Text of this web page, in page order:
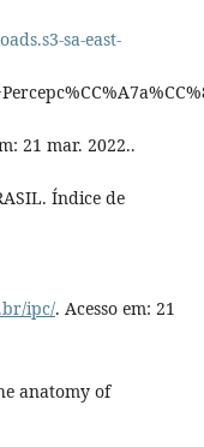
sa-east-
21 mar. 2022..
Índice de
ipc/. Acesso em: 21
anatomy of